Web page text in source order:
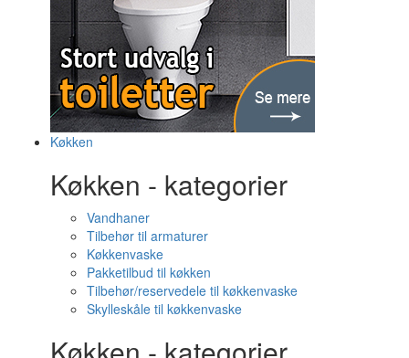
Køkken
Køkken - kategorier
Vandhaner
Tilbehør til armaturer
Køkkenvaske
Pakketilbud til køkken
Tilbehør/reservedele til køkkenvaske
Skylleskåle til køkkenvaske